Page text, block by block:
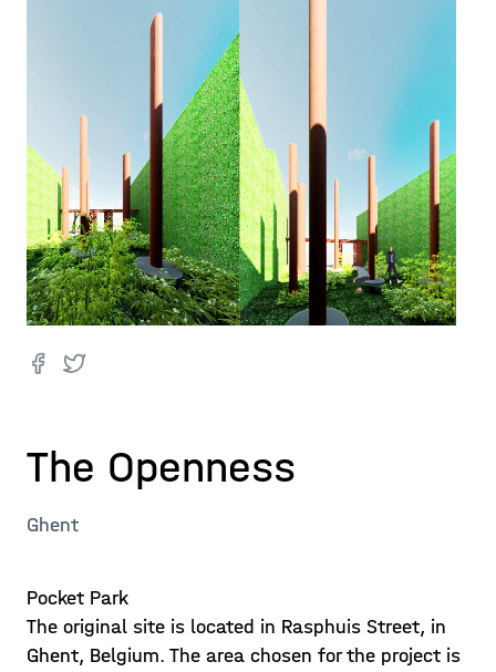
The Openness
Ghent
Pocket Park
The original site is located in Rasphuis Street, in
Ghent, Belgium. The area chosen for the project is